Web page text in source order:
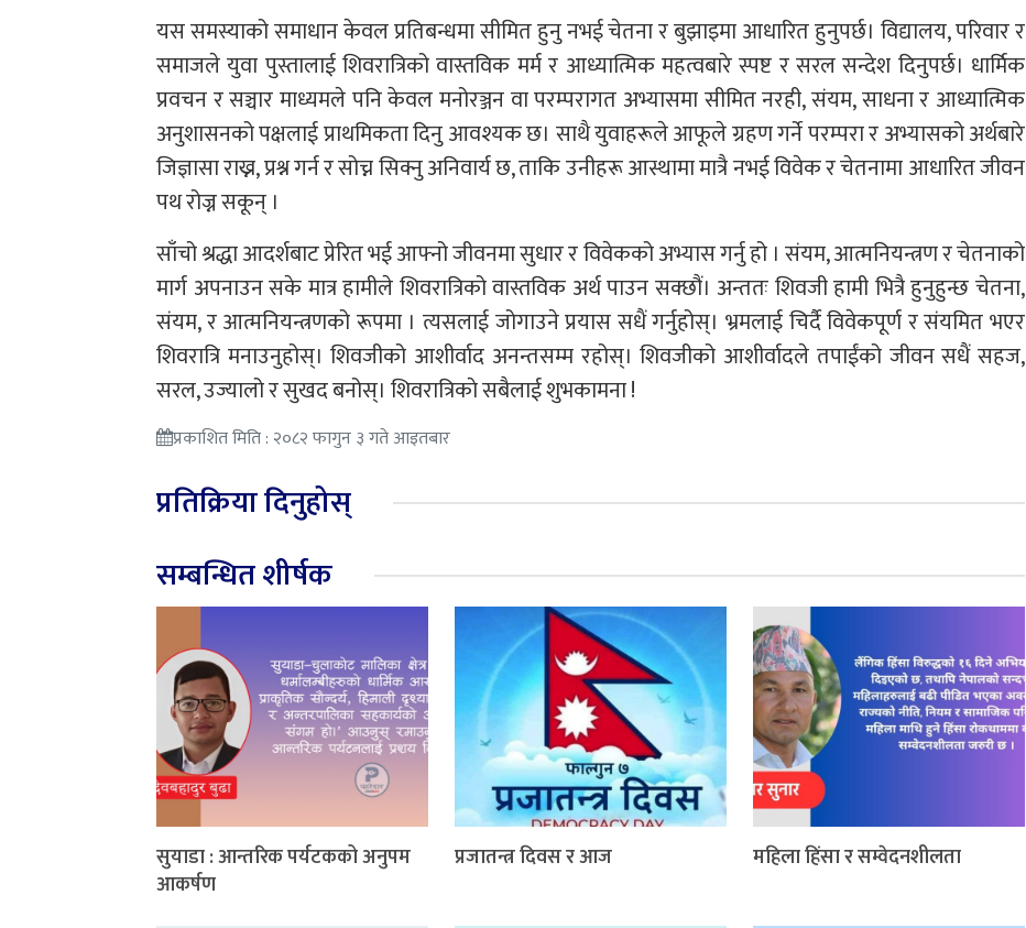
यस समस्याको समाधान केवल प्रतिबन्धमा सीमित हुनु नभई चेतना र बुझाइमा आधारित हुनुपर्छ। विद्यालय, परिवार र
समाजले युवा पुस्तालाई शिवरात्रिको वास्तविक मर्म र आध्यात्मिक महत्वबारे स्पष्ट र सरल सन्देश दिनुपर्छ। धार्मिक
प्रवचन र सञ्चार माध्यमले पनि केवल मनोरञ्जन वा परम्परागत अभ्यासमा सीमित नरही, संयम, साधना र आध्यात्मिक
अनुशासनको पक्षलाई प्राथमिकता दिनु आवश्यक छ। साथै युवाहरूले आफूले ग्रहण गर्ने परम्परा र अभ्यासको अर्थबारे
जिज्ञासा राख्न, प्रश्न गर्न र सोच्न सिक्नु अनिवार्य छ, ताकि उनीहरू आस्थामा मात्रै नभई विवेक र चेतनामा आधारित जीवन
पथ रोज्न सकून् ।
साँचो श्रद्धा आदर्शबाट प्रेरित भई आफ्नो जीवनमा सुधार र विवेकको अभ्यास गर्नु हो । संयम, आत्मनियन्त्रण र चेतनाको
मार्ग अपनाउन सके मात्र हामीले शिवरात्रिको वास्तविक अर्थ पाउन सक्छौं। अन्ततः शिवजी हामी भित्रै हुनुहुन्छ चेतना,
संयम, र आत्मनियन्त्रणको रूपमा । त्यसलाई जोगाउने प्रयास सधैं गर्नुहोस्। भ्रमलाई चिर्दै विवेकपूर्ण र संयमित भएर
शिवरात्रि मनाउनुहोस्। शिवजीको आशीर्वाद अनन्तसम्म रहोस्। शिवजीको आशीर्वादले तपाईंको जीवन सधैं सहज,
सरल, उज्यालो र सुखद बनोस्। शिवरात्रिकाे सबैलाई शुभकामना !
प्रकाशित मिति : २०८२ फागुन ३ गते आइतबार
प्रतिक्रिया दिनुहोस्
सम्बन्धित शीर्षक
सुयाडा : आन्तरिक पर्यटकको अनुपम
आकर्षण
प्रजातन्त्र दिवस र आज महिला हिंसा र सम्वेदनशीलता